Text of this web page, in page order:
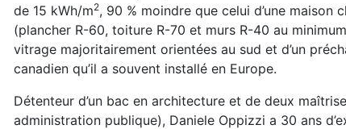
de 15 kWh/m2, 90 % moindre que celui d’une maison
(plancher R-60, toiture R-70 et murs R-40 au
vitrage majoritairement orientées au sud et d’un
canadien qu’il a souvent installé en Europe.
Détenteur d’un bac en architecture et de deux
administration publique), Daniele Oppizzi a 30 ans